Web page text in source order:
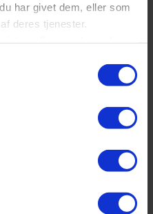
har givet dem, eller som
deres tjenester.
Blue